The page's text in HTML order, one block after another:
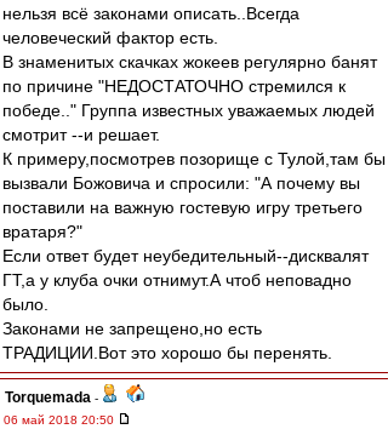
нельзя всё законами описать..Всегда
человеческий фактор есть.
В знаменитых скачках жокеев регулярно банят
по причине "НЕДОСТАТОЧНО стремился к
победе.." Группа известных уважаемых людей
смотрит --и решает.
К примеру,посмотрев позорище с Тулой,там бы
вызвали Божовича и спросили: "А почему вы
поставили на важную гостевую игру третьего
вратаря?"
Если ответ будет неубедительный--дисквалят
ГТ,а у клуба очки отнимут.А чтоб неповадно
было.
Законами не запрещено,но есть
ТРАДИЦИИ.Вот это хорошо бы перенять.
Torquemada -
06 май 2018 20:50